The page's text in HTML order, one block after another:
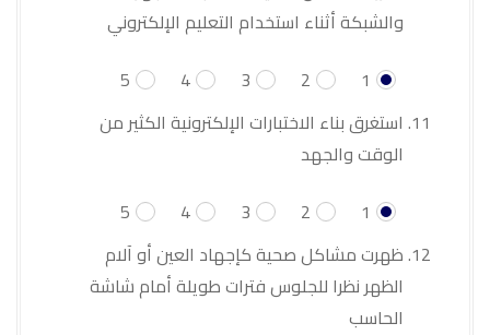
والشبكة أثناء استخدام التعليم الإلكتروني
1
2
3
4
5
استغرق بناء الاختبارات الإلكترونية الكثير من
الوقت والجهد
1
2
3
4
5
ظهرت مشاكل صحية كإجهاد العين أو آلام
الظهر نظرا للجلوس فترات طويلة أمام شاشة
الحاسب